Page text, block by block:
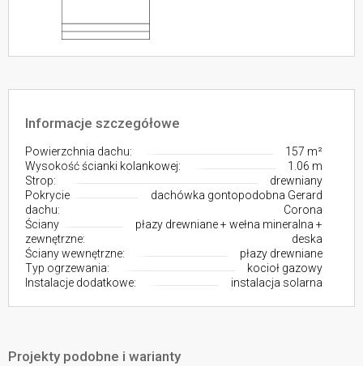
Informacje szczegółowe
Powierzchnia dachu:
157 m²
Wysokość ścianki kolankowej:
1.06 m
Strop:
drewniany
Pokrycie
dachu:
dachówka gontopodobna Gerard
Corona
Ściany
zewnętrzne:
płazy drewniane + wełna mineralna +
deska
Ściany wewnętrzne:
płazy drewniane
Typ ogrzewania:
kocioł gazowy
Instalacje dodatkowe:
instalacja solarna
Projekty podobne i warianty